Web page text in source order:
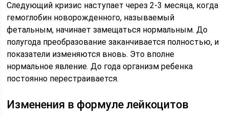
Следующий кризис наступает через 2-3 месяца, когда
гемоглобин новорожденного, называемый
фетальным, начинает замещаться нормальным. До
полугода преобразование заканчивается полностью, и
показатели изменяются вновь. Это вполне
нормальное явление. До года организм ребенка
постоянно перестраивается.
Изменения в формуле лейкоцитов